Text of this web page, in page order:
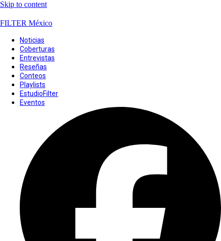
Skip to content
FILTER México
Noticias
Coberturas
Entrevistas
Reseñas
Conteos
Playlists
EstudioFilter
Eventos